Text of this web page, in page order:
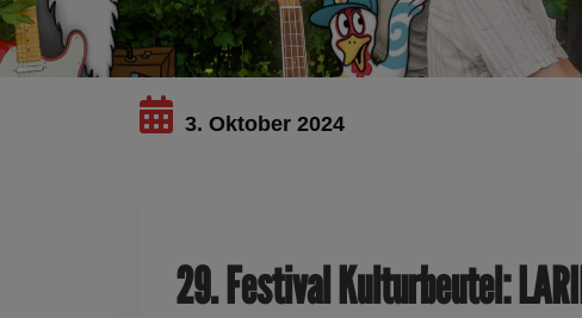
3. Oktober 2024
29. Festival Kulturbeutel: